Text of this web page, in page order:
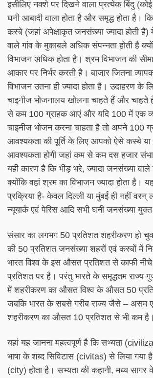
इसीलिए नक्शे पर दिखने वाला प्रत्येक बिंदु
घनी आबादी वाला होता है और समृद्ध होता है।
कस्बे (जहां अपेक्षाकृत जनसंख्या ज्यादा होती
वाले गांव के मुकाबले अधिक संपन्नता होती है
विभाजन अधिक होता है। श्रम विभाजन की
आकार पर निर्भर करती है। बाजार जितना
विभाजन उतना ही ज्यादा होता है। उदाहरण के
चाइनीज भोजनालय खोलना चाहते हैं और चाहते
से कम 100 ग्राहक आएं और यदि 100 में एक
चाइनीज भोजन करना चाहता है तो अपने 100
आवश्यकता की पूर्ति के लिए आपको ऐसे कस्बे
आवश्यकता होगी जहां कम से कम दस हजार
यही कारण है कि भीड़ भरे, ज्यादा जनसंख्या
क्योंकि वहां श्रम का विभाजन ज्यादा होता है।
प्रक्रिया है- केवल दिल्ली या मुंबई ही नहीं वरन्
न्यूयार्क एवं पेरिस आदि सभी घनी जनसंख्या
संसार का लगभग 50 प्रतिशत शहरीकरण हो
की 50 प्रतिशत जनसंख्या शहरों एवं कस्बों में
भारत विश्व के इस औसत प्रतिशत से काफी
प्रतिशत पर है। परंतु भारते के समृद्धतम राज्य
में शहरीकरण का औसत विश्व के औसत 50
जबकि भारत के सबसे गरीब राज्य जैसे – असम
शहरीकरण का औसत 10 प्रतिशत से भी कम है।
यहां यह जानना महत्वपूर्ण है कि सभ्यता
भाषा के शब्द सिविटास (civitas) से लिया गया
(city) होता है। सभ्यता की कहानी, मध्य